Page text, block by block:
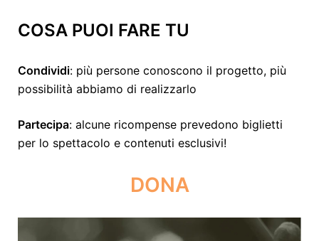
COSA PUOI FARE TU
Condividi: più persone conoscono il progetto, più
possibilità abbiamo di realizzarlo
Partecipa: alcune ricompense prevedono biglietti
per lo spettacolo e contenuti esclusivi!
DONA